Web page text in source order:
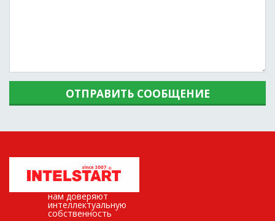
ОТПРАВИТЬ СООБЩЕНИЕ
нам доверяют
интеллектуальную
собственность